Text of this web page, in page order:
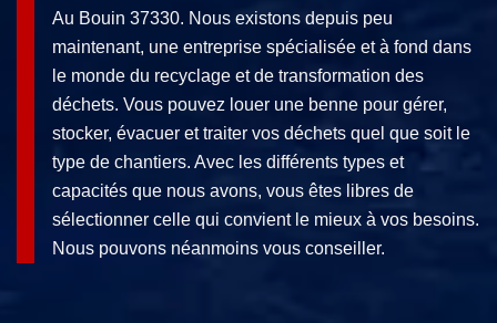
Au Bouin 37330. Nous existons depuis peu
maintenant, une entreprise spécialisée et à fond dans
le monde du recyclage et de transformation des
déchets. Vous pouvez louer une benne pour gérer,
stocker, évacuer et traiter vos déchets quel que soit le
type de chantiers. Avec les différents types et
capacités que nous avons, vous êtes libres de
sélectionner celle qui convient le mieux à vos besoins.
Nous pouvons néanmoins vous conseiller.